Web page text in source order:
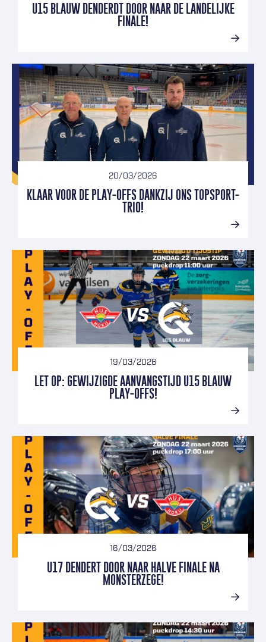
U15 BLAUW DENDERDT DOOR NAAR DE LANDELIJKE
FINALE!
20/03/2026
KLAAR VOOR DE PLAY-OFFS DANKZIJ ONS TOPSPORT-
TRIO!
19/03/2026
LET OP: GEWIJZIGDE AANVANGSTIJD U15 BLAUW
PLAY-OFFS!
16/03/2026
U17 DENDERT DOOR NAAR HALVE FINALE NA
MONSTERZEGE!